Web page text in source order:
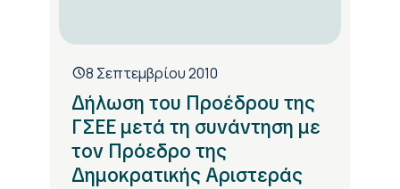
8 Σεπτεμβρίου 2010
Δήλωση του Προέδρου της
ΓΣΕΕ μετά τη συνάντηση με
τον Πρόεδρο της
Δημοκρατικής Αριστεράς